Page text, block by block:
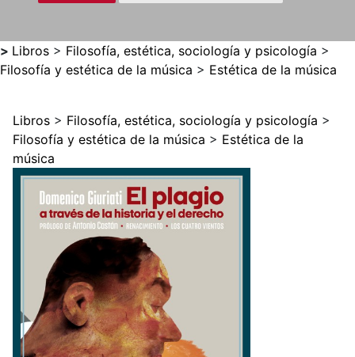
> Libros > Filosofía, estética, sociología y psicología >
Filosofía y estética de la música > Estética de la música
Libros > Filosofía, estética, sociología y psicología >
Filosofía y estética de la música > Estética de la
música